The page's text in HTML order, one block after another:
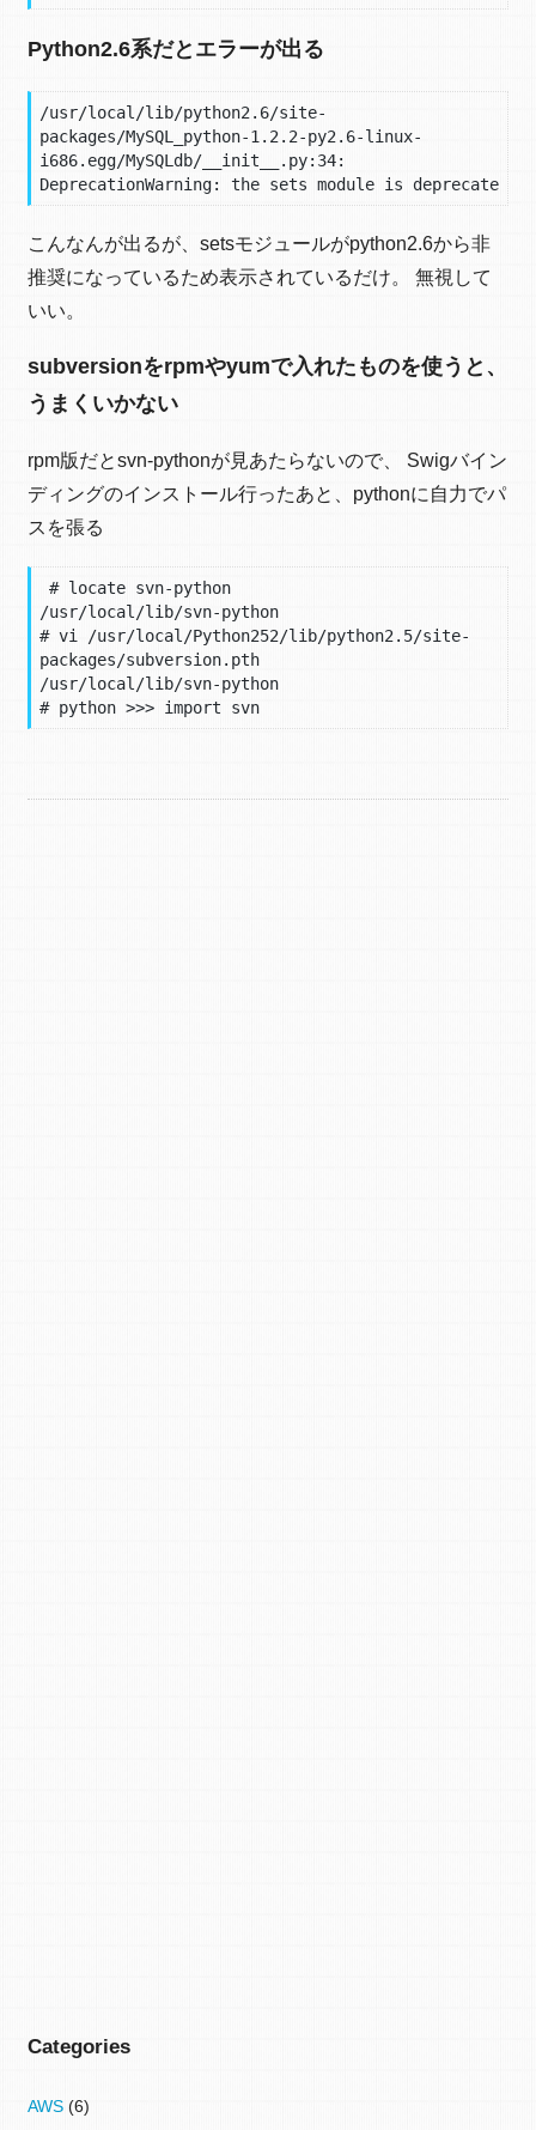
Python2.6系だとエラーが出る
/usr/local/lib/python2.6/site-
packages/MySQL_python-1.2.2-py2.6-linux-
i686.egg/MySQLdb/__init__.py:34:
DeprecationWarning: the sets module is deprecate
こんなんが出るが、setsモジュールがpython2.6から非
推奨になっているため表示されているだけ。 無視して
いい。
subversionをrpmやyumで入れたものを使うと、
うまくいかない
rpm版だとsvn-pythonが見あたらないので、 Swigバイン
ディングのインストール行ったあと、pythonに自力でパ
スを張る
/usr/local/lib/svn-python
# vi /usr/local/Python252/lib/python2.5/site-
packages/subversion.pth
/usr/local/lib/svn-python
# python >>> import svn
Categories
AWS (6)